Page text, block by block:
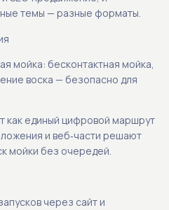
темы — разные форматы.
мойка: бесконтактная мойка,
воска — безопасно для
как единый цифровой маршрут
и веб‑части решают
мойки без очередей.
через сайт и